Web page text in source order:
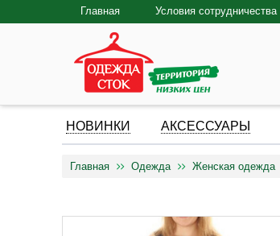
Главная Условия сотрудничества
НОВИНКИ АКСЕССУАРЫ
Главная Одежда Женская одежда